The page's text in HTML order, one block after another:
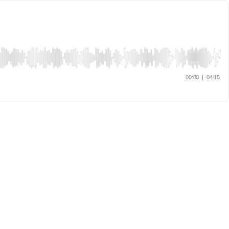
00:00 | 04:15